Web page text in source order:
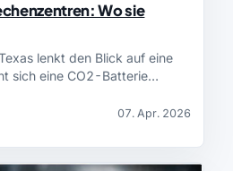
Wo sie
lenkt den Blick auf eine
sich eine CO2-Batterie…
07. Apr. 2026